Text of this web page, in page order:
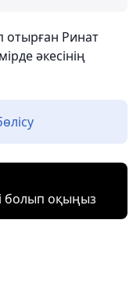
отырған Ринат
әкесінің
болып оқыңыз